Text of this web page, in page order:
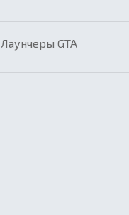
Лаунчеры GTA